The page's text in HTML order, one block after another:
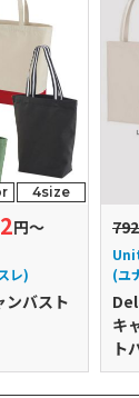
4size
円～
レ)
ンバスト
(ユ
キ
ト